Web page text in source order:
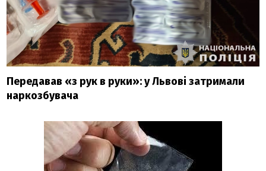
Передавав «з рук в руки»: у Львові затримали
наркозбувача